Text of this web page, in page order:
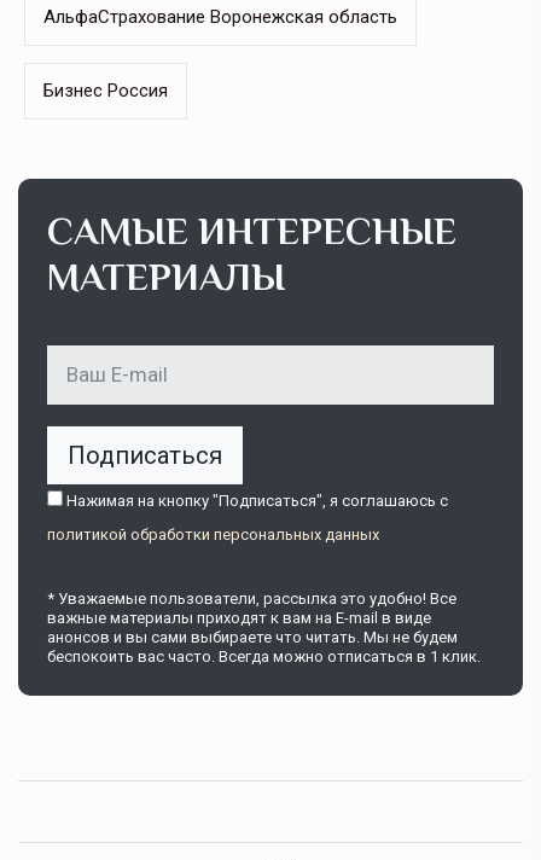
АльфаСтрахование Воронежская область
Бизнес Россия
САМЫЕ ИНТЕРЕСНЫЕ
МАТЕРИАЛЫ
Подписаться
Нажимая на кнопку "Подписаться", я соглашаюсь c
политикой обработки персональных данных
* Уважаемые пользователи, рассылка это удобно! Все
важные материалы приходят к вам на E-mail в виде
анонсов и вы сами выбираете что читать. Мы не будем
беспокоить вас часто. Всегда можно отписаться в 1 клик.